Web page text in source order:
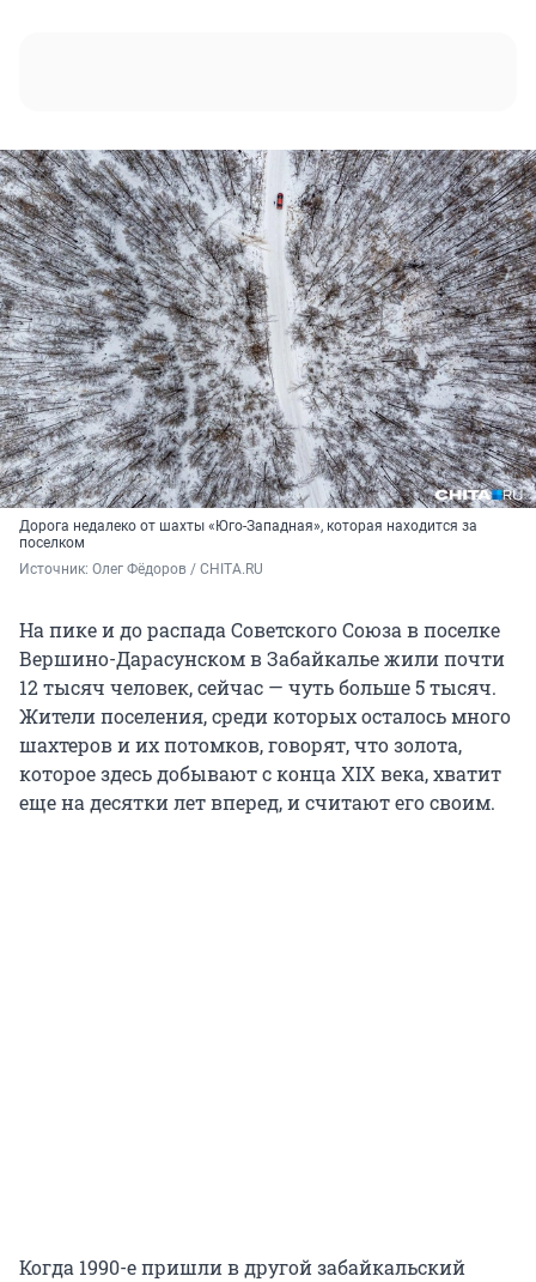
Дорога недалеко от шахты «Юго-Западная», которая находится за
поселком
Источник: Олег Фёдоров / CHITA.RU
На пике и до распада Советского Союза в поселке
Вершино-Дарасунском в Забайкалье жили почти
12 тысяч человек, сейчас — чуть больше 5 тысяч.
Жители поселения, среди которых осталось много
шахтеров и их потомков, говорят, что золота,
которое здесь добывают с конца XIX века, хватит
еще на десятки лет вперед, и считают его своим.
Когда 1990-е пришли в другой забайкальский